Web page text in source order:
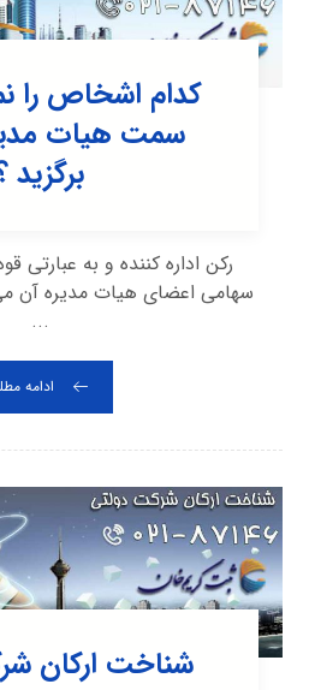
کدام اشخاص را
سمت هیات
برگزید
رکن اداره کننده و به
سهامی اعضای هیات مدیره آن
...
ادامه
شناخت ارکان